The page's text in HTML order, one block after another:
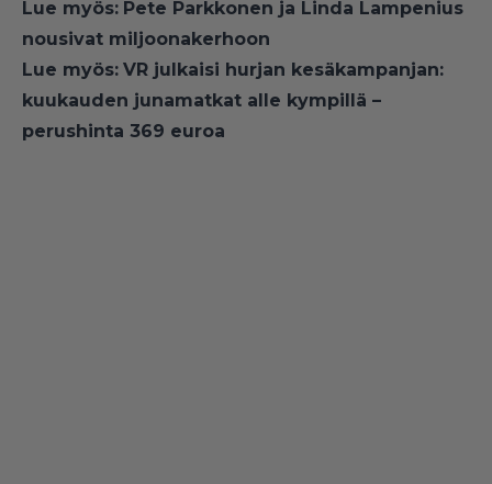
Lue myös: Pete Parkkonen ja Linda Lampenius
nousivat miljoonakerhoon
Lue myös: VR julkaisi hurjan kesäkampanjan:
kuukauden junamatkat alle kympillä –
perushinta 369 euroa